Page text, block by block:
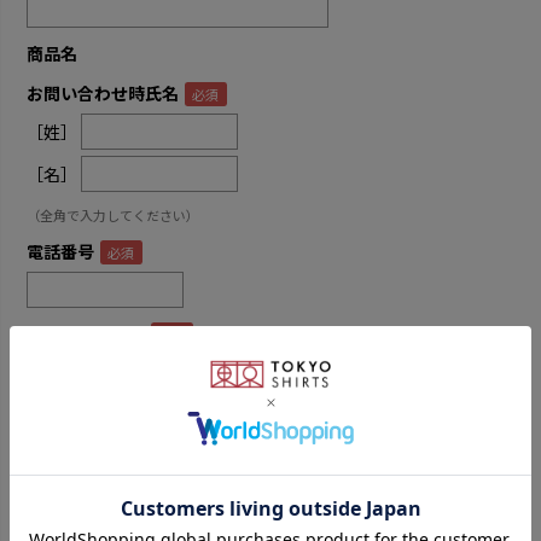
商品名
お問い合わせ時氏名
［姓］
［名］
（全角で入力してください）
電話番号
メールアドレス